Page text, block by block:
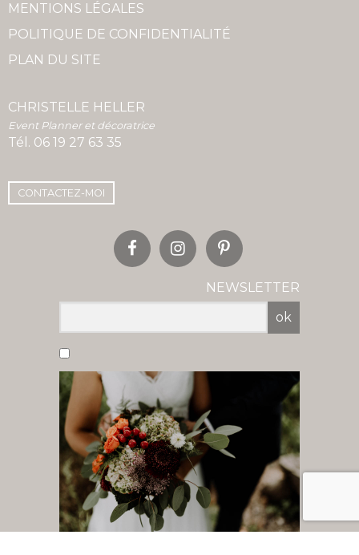
MENTIONS LÉGALES
POLITIQUE DE CONFIDENTIALITÉ
PLAN DU SITE
CHRISTELLE HELLER
Event Planner et décoratrice
Tél. 06 19 27 63 35
CONTACTEZ-MOI
NEWSLETTER
ok